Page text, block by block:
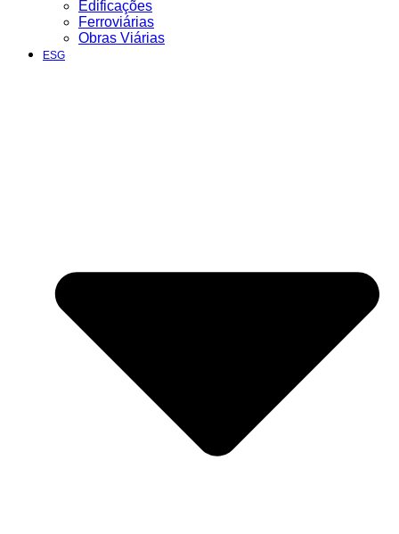
Edificações
Ferroviárias
Obras Viárias
ESG